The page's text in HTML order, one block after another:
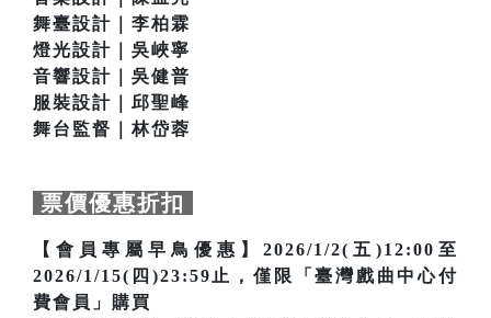
舞臺設計｜李柏霖
燈光設計｜吳峽寧
音響設計｜吳健普
服裝設計｜邱聖峰
舞台監督｜林岱蓉
票價優惠折扣
【會員專屬早鳥優惠】2026/1/2(五)12:00至
2026/1/15(四)23:59止，僅限「臺灣戲曲中心付
費會員」購買